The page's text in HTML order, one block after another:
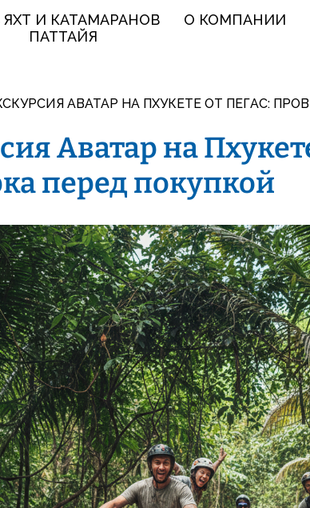
И КАТАМАРАНОВ
О КОМПАНИИ
ПАТТАЙЯ
АВАТАР НА ПХУКЕТЕ ОТ ПЕГАС:
Аватар на
перед покупкой